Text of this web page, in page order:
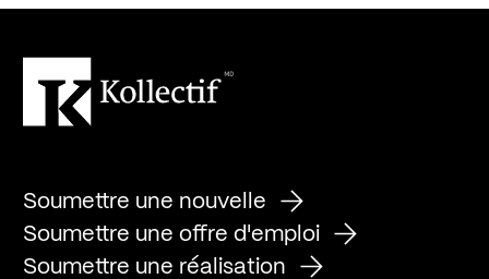
Soumettre une nouvelle
Soumettre une offre d'emploi
Soumettre une réalisation